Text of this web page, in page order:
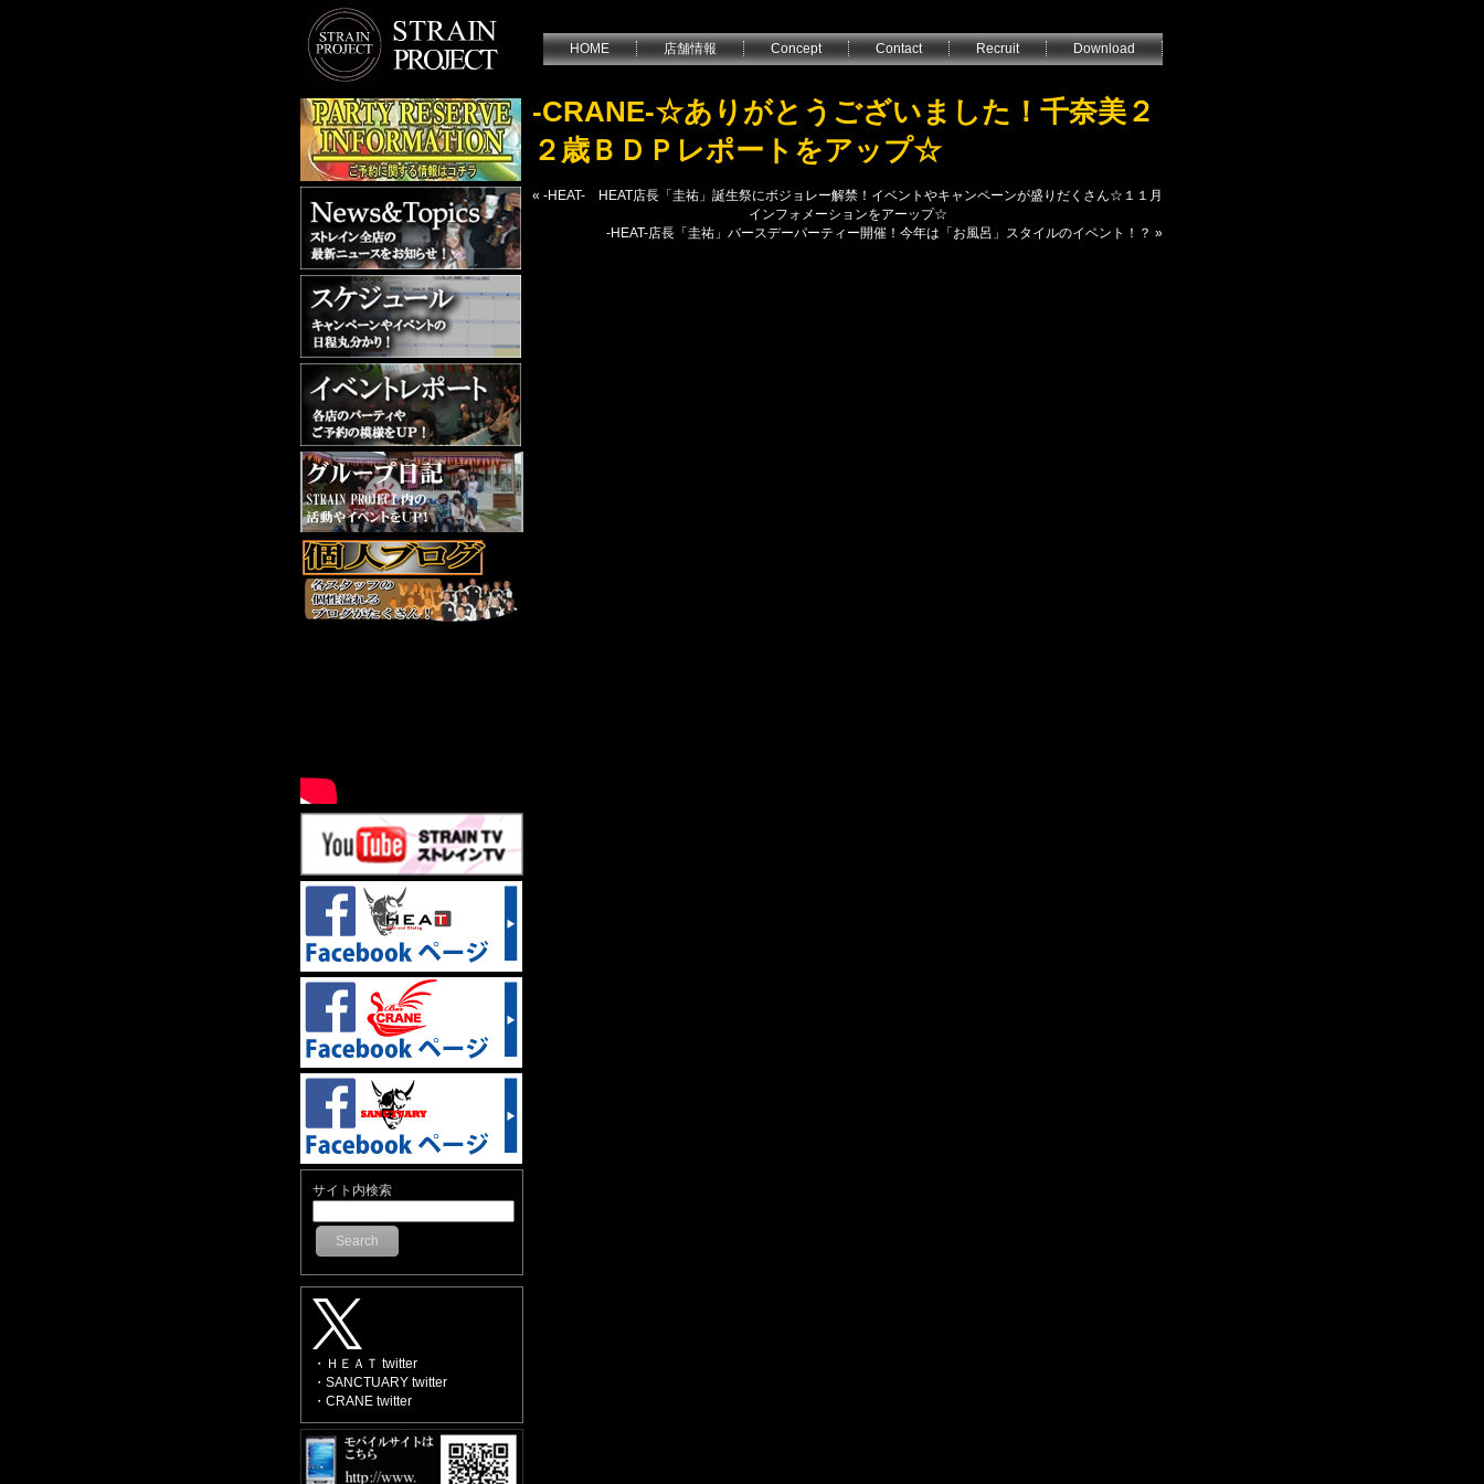
HOME 店舗情報 Concept Contact Recruit Download
サイト内検索
Search
・ＨＥＡＴ twitter
・SANCTUARY twitter
・CRANE twitter
-CRANE-☆ありがとうございました！千奈美２
２歳ＢＤＰレポートをアップ☆
« -HEAT- HEAT店長「圭祐」誕生祭にボジョレー解禁！イベントやキャンペーンが盛りだくさん☆１１月
インフォメーションをアーップ☆
-HEAT-店長「圭祐」バースデーパーティー開催！今年は「お風呂」スタイルのイベント！？ »